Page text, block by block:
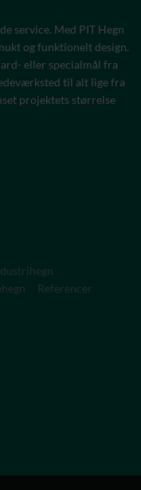
service. Med PIT Hegn
og funktionelt design.
eller specialmål fra
til alt lige fra
projektets størrelse
Referencer